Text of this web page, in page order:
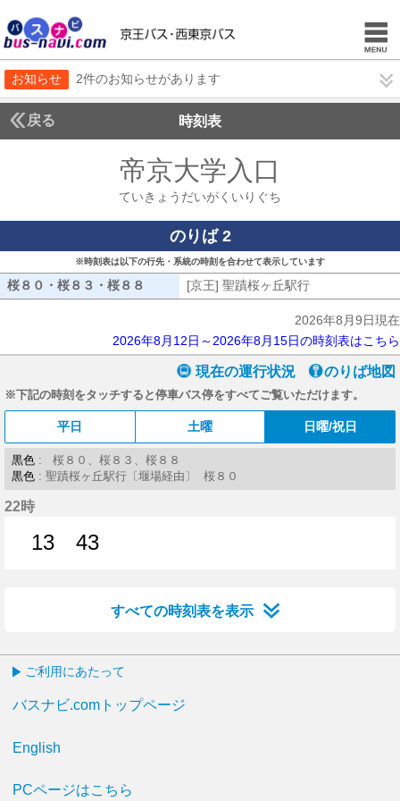
お知らせ 2件のお知らせがあります
戻る 時刻表
帝京大学入口
ていきょうだいがくいりぐち
のりば 2
※時刻表は以下の行先・系統の時刻を合わせて表示しています
桜８０・桜８３・桜８８ 桜８０・桜８３・桜８８
[京王] 聖蹟桜ヶ丘駅行
2026年8月9日現在
2026年8月12日～2026年8月15日の時刻表はこちら
現在の運行状況 のりば地図
※下記の時刻をタッチすると停車バス停をすべてご覧いただけます。
平日 土曜 日曜/祝日
黒色 : 桜８０、桜８３、桜８８
黒色 : 聖蹟桜ヶ丘駅行〔堰場経由〕 桜８０
22時
13
43
すべての時刻表を表示
ご利用にあたって
バスナビ.comトップページ
English
PCページはこちら